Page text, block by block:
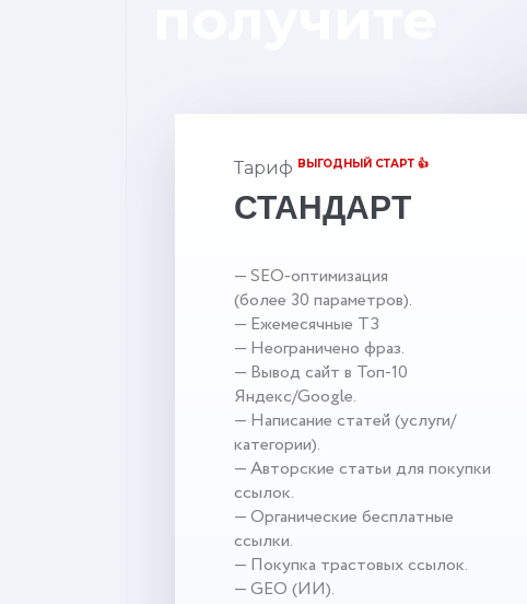
Тариф ВЫГОДНЫЙ СТАРТ 👍
СТАНДАРТ
— SEO-оптимизация
(более 30 параметров).
— Ежемесячные ТЗ
— Неограничено фраз.
— Вывод сайт в Топ-10
Яндекс/Google.
— Написание статей (услуги/
категории).
— Авторские статьи для покупки
ссылок.
— Органические бесплатные
ссылки.
— Покупка трастовых ссылок.
— GEO (ИИ).